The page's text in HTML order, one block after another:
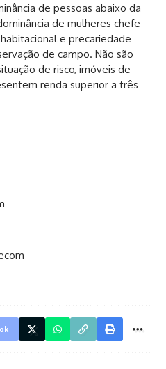
de pessoas abaixo da
de mulheres chefe
e precariedade
de campo. Não são
de risco, imóveis de
renda superior a três